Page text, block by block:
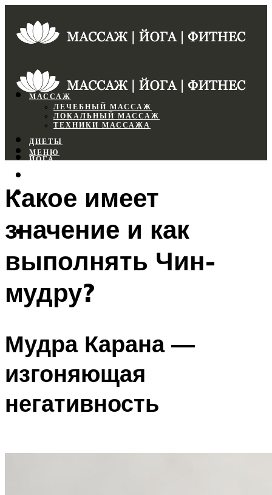
МАССАЖ
ЛЕЧЕБНЫЙ МАССАЖ
ЛОКАЛЬНЫЙ МАССАЖ
ТЕХНИКИ МАССАЖА
ДИЕТЫ
ЙОГА
ФИТНЕС
МЕНЮ
МЕНЮ
Какое имеет
значение и как
выполнять Чин-
мудру?
Мудра Карана —
изгоняющая
негативность